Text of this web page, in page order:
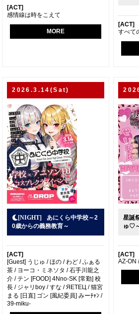
[ACT]
感情線は時をこえて
MORE
[ACT]
すべて
2026.3.14(Sat)
あにくら中学校～2
0歳からの義務教育～
[ACT]
[Guest] うじゅ / ほの / わど / ふぁる
茶 / ヨーコ・ミネソタ / 石手川龍之
介 / テン [FOOD] 4Nno-SK [常勤] 校
長 / ジャリboy / すな / ЯETEЦ / 猫宮
まる [日直] ゴン [風紀委員] みーﾁｬﾝ /
39-miku-
星誕
ゅ♡
[ACT]
AZ-ON